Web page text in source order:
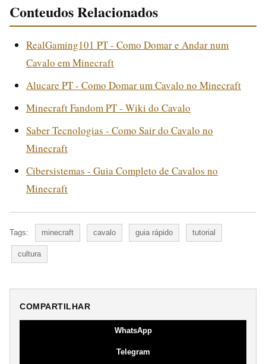
Conteudos Relacionados
RealGaming101 PT - Como Domar e Andar num
Cavalo em Minecraft
Alucare PT - Como Domar um Cavalo no Minecraft
Minecraft Fandom PT - Wiki do Cavalo
Saber Tecnologias - Como Sair do Cavalo no
Minecraft
Cibersistemas - Guia Completo de Cavalos no
Minecraft
Tags: minecraft cavalo guia rápido tutorial
cultura
COMPARTILHAR
WhatsApp
Telegram